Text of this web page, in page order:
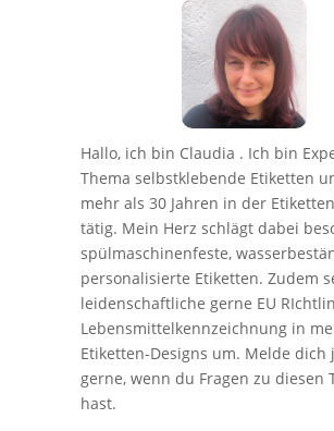
Hallo, ich bin Claudia . Ich bin
Thema selbstklebende Etiketten
mehr als 30 Jahren in der
tätig. Mein Herz schlägt dabei
spülmaschinenfeste,
personalisierte Etiketten. Zudem
leidenschaftliche gerne EU
Lebensmittelkennzeichnung in
Etiketten-Designs um. Melde dich
gerne, wenn du Fragen zu diesen
hast.